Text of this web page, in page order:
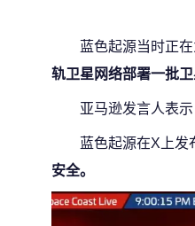
蓝色起源当时正
轨卫星网络部署一批卫
亚马逊发言人表
蓝色起源在X上发
安全。